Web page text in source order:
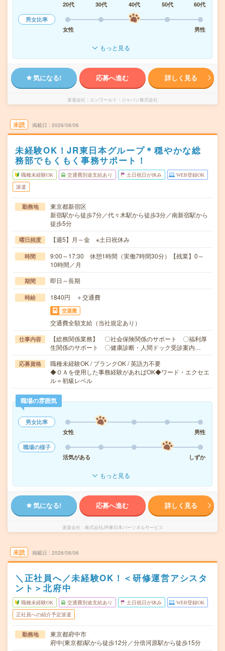
20代
30代 40代 50代
60代
男女比率
女性
男性
もっと見る
気になる! 応募へ進む 詳しく見る
派遣会社 エンワールド・ジャパン株式会社
未読 掲載日 2026/08/06
未経験OK！JR東日本グループ＊穏やかな総
務部でもくもく事務サポート！
職種未経験OK 交通費別途支給あり 土日祝日が休み WEB登録OK
派遣
勤務地
東京都新宿区
新宿駅から徒歩7分／代々木駅から徒歩3分／南新宿駅から
徒歩5分
曜日頻度 【週5】月～金 ※土日祝休み
時間
9:00～17:30 休憩1時間（実働7時間30分）【残業】0～
10時間／月
期間 即日～長期
時給 1840円 ＋交通費
交通費
交通費全額支給（当社規定あり）
仕事内容
【総務関係業務】 〇社会保険関係のサポート 〇福利厚
生関係のサポート 〇健康診断・人間ドック受診案内…
応募資格
職種未経験OK / ブランクOK / 英語力不要
◆ＯＡを使用した事務経験があればOK◆ワード・エクセエ
ル＝初級レベル
職場の雰囲気
男女比率
女性
男性
職場の様子
活気がある
しずか
もっと見る
気になる! 応募へ進む 詳しく見る
派遣会社 株式会社JR東日本パーソネルサービス
未読 掲載日 2026/08/06
＼正社員へ／未経験OK！＜研修運営アシスタ
ント＞北府中
職種未経験OK 交通費別途支給あり 土日祝日が休み WEB登録OK
正社員への紹介予定派遣
勤務地
東京都府中市
府中(東京都)駅から徒歩12分／分倍河原駅から徒歩15分